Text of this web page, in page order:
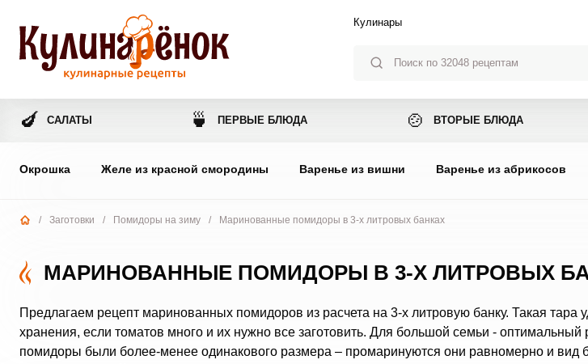
Кулинары
🍆 САЛАТЫ 🍵 ПЕРВЫЕ БЛЮДА 🍲 ВТОРЫЕ БЛЮДА
Окрошка Желе из красной смородины Варенье из вишни Варенье из абрикосов
/ Заготовки / Помидоры на зиму / Маринованные помидоры в 3-х литровых банках
МАРИНОВАННЫЕ ПОМИДОРЫ В 3-Х ЛИТРОВЫХ
Предлагаем рецепт маринованных помидоров из расчета на 3-х литровую банку. Такая тара
хранения, если томатов много и их нужно все заготовить. Для большой семьи -
помидоры были более-менее одинакового размера – промаринуются они равномерно и вид